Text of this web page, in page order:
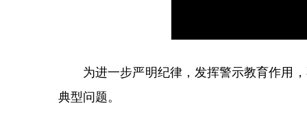
为进一步严明纪律，发挥警示教育作用，
典型问题。